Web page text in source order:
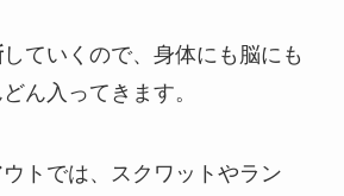
していくので、身体にも脳にも
ん入ってきます。
トでは、スクワットやラン